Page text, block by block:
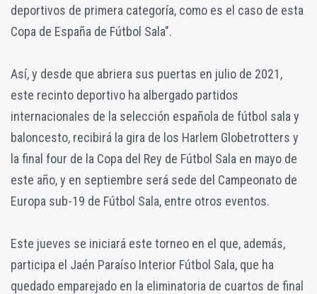
deportivos de primera categoría, como es el caso de esta
Copa de España de Fútbol Sala".
Así, y desde que abriera sus puertas en julio de 2021,
este recinto deportivo ha albergado partidos
internacionales de la selección española de fútbol sala y
baloncesto, recibirá la gira de los Harlem Globetrotters y
la final four de la Copa del Rey de Fútbol Sala en mayo de
este año, y en septiembre será sede del Campeonato de
Europa sub-19 de Fútbol Sala, entre otros eventos.
Este jueves se iniciará este torneo en el que, además,
participa el Jaén Paraíso Interior Fútbol Sala, que ha
quedado emparejado en la eliminatoria de cuartos de final